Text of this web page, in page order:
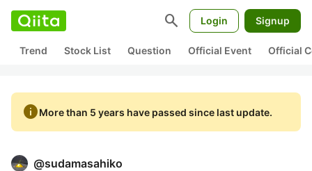
search Login Signup
Trend Stock List Question Official Event Official
infoMore than 5 years have passed since last update.
@sudamasahiko